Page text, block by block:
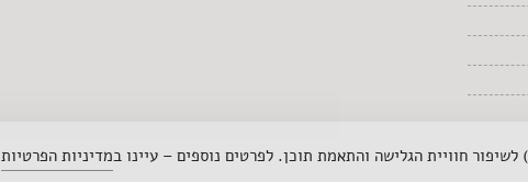
מדיניות הפרטיות